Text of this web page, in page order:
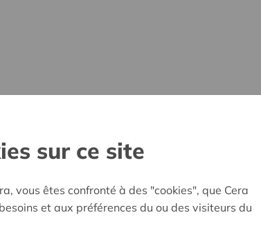
sur ce site
vous êtes confronté à des "cookies", que Cera
et aux préférences du ou des visiteurs du